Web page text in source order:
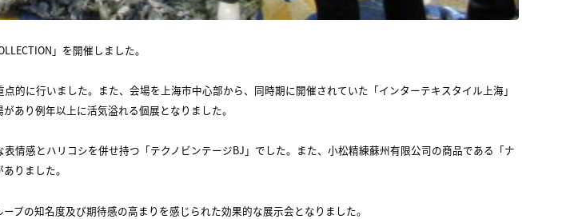
」を開催しました。
に行いました。また、会場を上海市中心部から、同時期に開催されていた「インターテキスタイル上海」
あり例年以上に活気溢れる個展となりました。
情感とハリコシを併せ持つ「テクノビンテージBJ」でした。また、小松精練蘇州有限公司の商品である「ナ
りました。
の知名度及び期待感の高まりを感じられた効果的な展示会となりました。